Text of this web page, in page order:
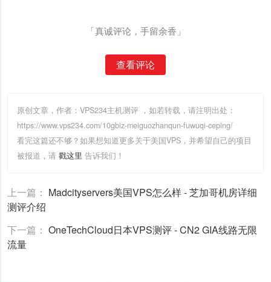
「真诚评论，手留余香」
查看评论
原创文章，作者：VPS234主机测评 ，如若转载，请注明出处：
https://www.vps234.com/10gbiz-meiguozhanqun-fuwuqi-ceping/
看完这篇还不够？如果想知道更多关于美国VPS，并希望自己的项目
被报道，请 戳这里 告诉我们！
上一篇： Madcityservers美国VPS怎么样 - 芝加哥机房详细
测评介绍
下一篇： OneTechCloud日本VPS测评 - CN2 GIA线路无限
流量